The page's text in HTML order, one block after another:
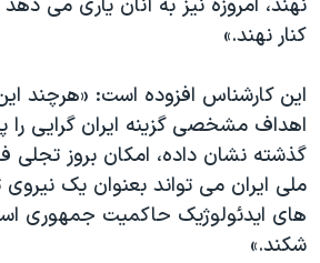
نهند، امروزه نیز به آنان یاری می
کنار نهند.»
این کارشناس افزوده است: «هرچند
اهداف مشخصی گزینه ایران گرایی را
گذشته نشان داده، امکان بروز تجلی
ملی ایران می تواند بعنوان یک نیروی
های ایدئولوژیک حاکمیت جمهوری
شکند.»